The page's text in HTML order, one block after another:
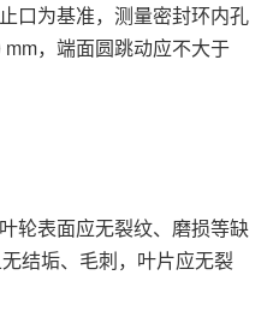
口为基准，测量密封环内孔
，端面圆跳动应不大于
轮表面应无裂纹、磨损等缺
结垢、毛刺，叶片应无裂